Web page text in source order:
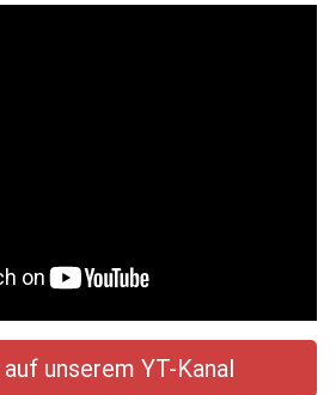
unserem YT-Kanal